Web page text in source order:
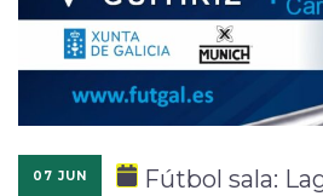
07 JUN
Fútbol sala: